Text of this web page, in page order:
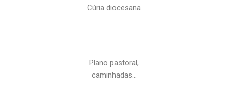
Cúria diocesana
Plano pastoral,
caminhadas…